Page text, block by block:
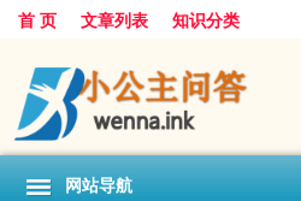
首 页 文章列表 知识分类
网站导航